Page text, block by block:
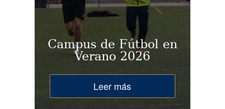
Campus de Fútbol en
Verano 2026
Leer más